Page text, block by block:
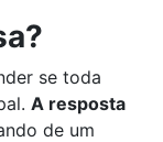
se toda
A resposta
de um